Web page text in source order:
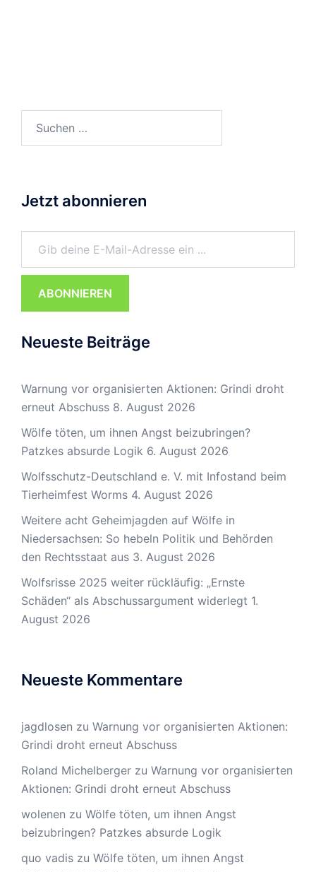
Jetzt abonnieren
Gib deine E-Mail-Adresse ein ...
ABONNIEREN
Neueste Beiträge
Warnung vor organisierten Aktionen: Grindi droht
erneut Abschuss 8. August 2026
Wölfe töten, um ihnen Angst beizubringen?
Patzkes absurde Logik 6. August 2026
Wolfsschutz-Deutschland e. V. mit Infostand beim
Tierheimfest Worms 4. August 2026
Weitere acht Geheimjagden auf Wölfe in
Niedersachsen: So hebeln Politik und Behörden
den Rechtsstaat aus 3. August 2026
Wolfsrisse 2025 weiter rückläufig: „Ernste
Schäden“ als Abschussargument widerlegt 1.
August 2026
Neueste Kommentare
jagdlosen zu Warnung vor organisierten Aktionen:
Grindi droht erneut Abschuss
Roland Michelberger zu Warnung vor organisierten
Aktionen: Grindi droht erneut Abschuss
wolenen zu Wölfe töten, um ihnen Angst
beizubringen? Patzkes absurde Logik
quo vadis zu Wölfe töten, um ihnen Angst